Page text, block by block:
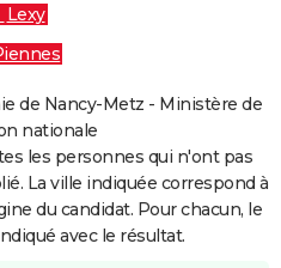
Lexy
de Nancy-Metz - Ministère de
nationale
les personnes qui n'ont pas
La ville indiquée correspond à
du candidat. Pour chacun, le
avec le résultat.